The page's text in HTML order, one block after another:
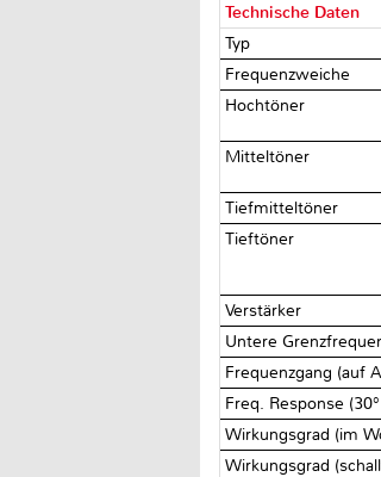
Technische Daten
Typ
Frequenzweiche
Hochtöner
Mitteltöner
Tiefmitteltöner
Tieftöner
Verstärker
Untere
Frequenzgang (auf
Freq. Response
Wirkungsgrad (im
Wirkungsgrad